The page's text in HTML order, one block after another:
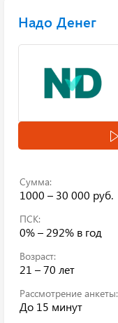
Надо Денег
Сумма:
1000 – 30 000 руб.
ПСК:
0% – 292% в год
Возраст:
21 – 70 лет
Рассмотрение анкеты:
До 15 минут